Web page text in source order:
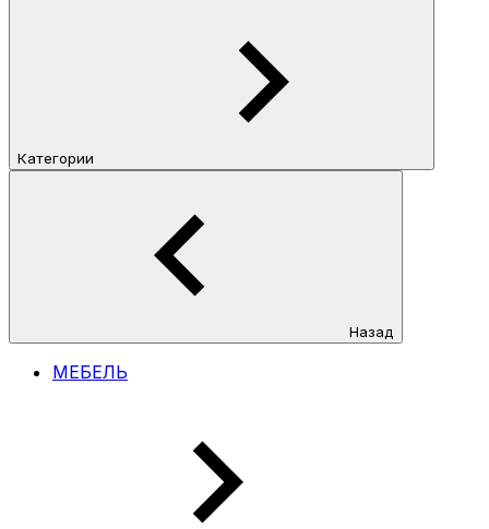
Категории
Назад
МЕБЕЛЬ